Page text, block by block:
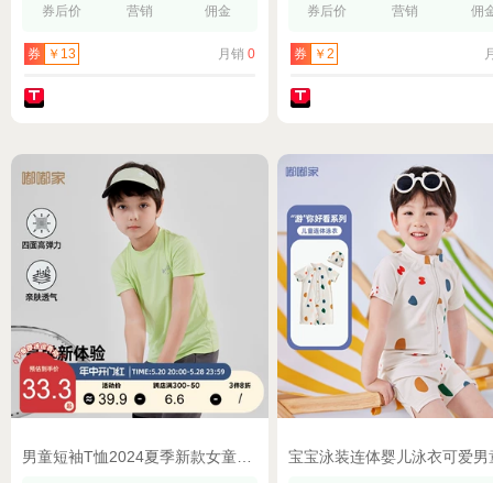
券后价 营销 佣金
券 ￥13 月销 0
券后价 营销 佣
券 ￥2